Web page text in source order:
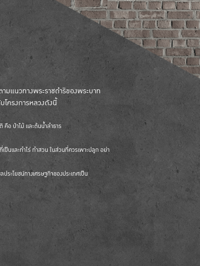
มแนวทางพระราชดำริของพระบาท
โครงการหลวงดังนี้
คือ ป่าไม้ และต้นน้ำลำธาร
นและทำไร่ ทำสวน ในส่วนที่ควรเพาะปลูก อย่า
ะโยชน์ทางเศรษฐกิจของประเทศเป็น